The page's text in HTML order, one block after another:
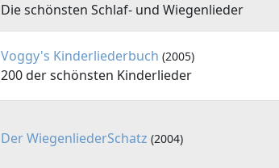
Die schönsten Schlaf- und Wiegenlieder
Voggy's Kinderliederbuch (2005)
200 der schönsten Kinderlieder
Der WiegenliederSchatz (2004)